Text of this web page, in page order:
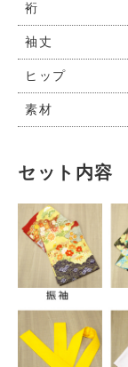
裄
袖丈
ヒップ
素材
セット内容